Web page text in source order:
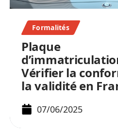
Formalités
Plaque
Vérifier la
la validité en
07/06/2025